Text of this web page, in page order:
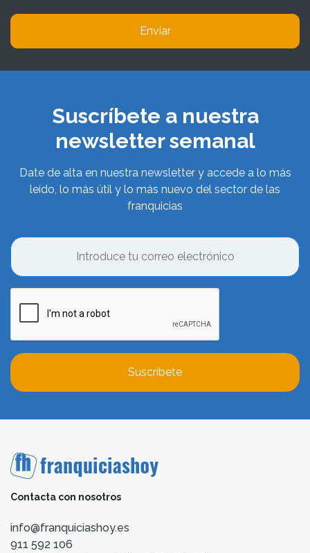
Enviar
Suscríbete a nuestra
newsletter semanal
Date de alta en nuestra newsletter y accede a lo más
leído, lo más útil y lo más nuevo del sector de las
franquicias
Suscríbete
Contacta con nosotros
info@franquiciashoy.es
911 592 106